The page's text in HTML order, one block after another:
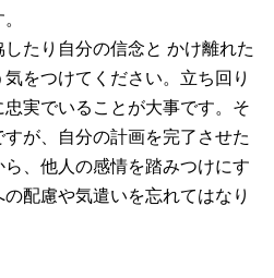
たり自分の信念と かけ離れた
をつけてください。立ち回り
実でいることが大事です。そ
が、自分の計画を完了させた
、他人の感情を踏みつけにす
配慮や気遣いを忘れてはなり